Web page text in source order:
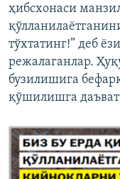
ҳибсхонаси
тўхтатинг!” деб
режалаганлар.
бузилишига
қўшилишга даъват